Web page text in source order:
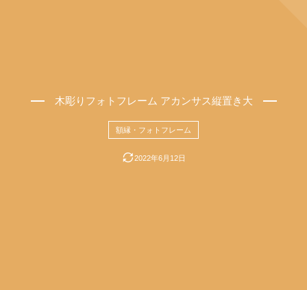
木彫りフォトフレーム アカンサス縦置き大
額縁・フォトフレーム
2022年6月12日